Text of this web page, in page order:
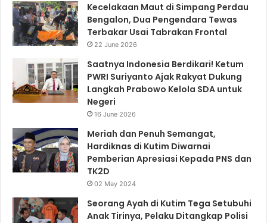
Kecelakaan Maut di Simpang Perdau
Bengalon, Dua Pengendara Tewas
Terbakar Usai Tabrakan Frontal
22 June 2026
Saatnya Indonesia Berdikari! Ketum
PWRI Suriyanto Ajak Rakyat Dukung
Langkah Prabowo Kelola SDA untuk
Negeri
16 June 2026
Meriah dan Penuh Semangat,
Hardiknas di Kutim Diwarnai
Pemberian Apresiasi Kepada PNS dan
TK2D
02 May 2024
Seorang Ayah di Kutim Tega Setubuhi
Anak Tirinya, Pelaku Ditangkap Polisi